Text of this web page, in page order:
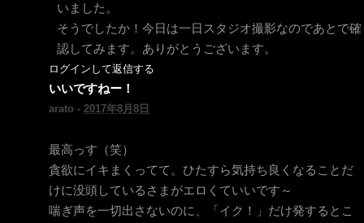
いました。
そうでしたか！今日は一日スタジオ撮影なのであとで確
認してみます。ありがとうございます。
ログインして返信する
いいですねー！
arato - 2017年8月8日
最高っす（笑）
貪欲にイキまくってて。ひたすら気持ち良くなることだ
けに没頭しているさまがエロくていいです～
喘ぎ声を一切出さないのに、「イク！」だけ発するとこ